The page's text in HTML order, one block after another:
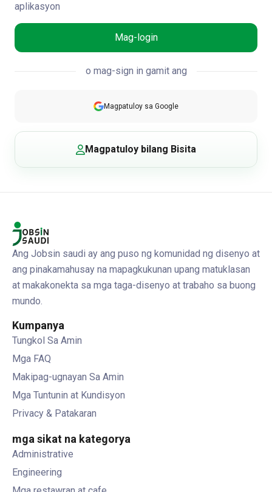
aplikasyon
Mag-login
o mag-sign in gamit ang
Magpatuloy sa Google
Magpatuloy bilang Bisita
Ang Jobsin saudi ay ang puso ng komunidad ng disenyo at
ang pinakamahusay na mapagkukunan upang matuklasan
at makakonekta sa mga taga-disenyo at trabaho sa buong
mundo.
Kumpanya
Tungkol Sa Amin
Mga FAQ
Makipag-ugnayan Sa Amin
Mga Tuntunin at Kundisyon
Privacy & Patakaran
mga sikat na kategorya
Administrative
Engineering